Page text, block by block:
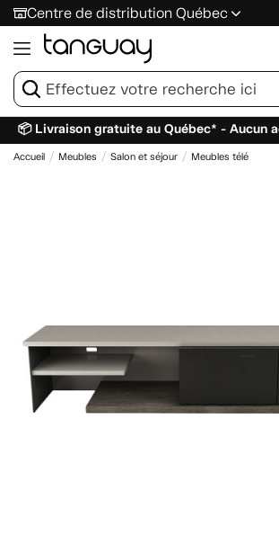
Centre de distribution Québec
📦 Livraison gratuite au Québec* - Aucun
Accueil Meubles Salon et séjour Meubles télé